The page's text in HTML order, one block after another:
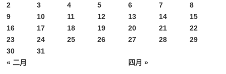
« 二月 四月 »
2
3 4 5 6 7
8
9
10 11 12 13 14
15
16
17 18 19 20 21
22
23
24 25 26 27 28
29
30
31